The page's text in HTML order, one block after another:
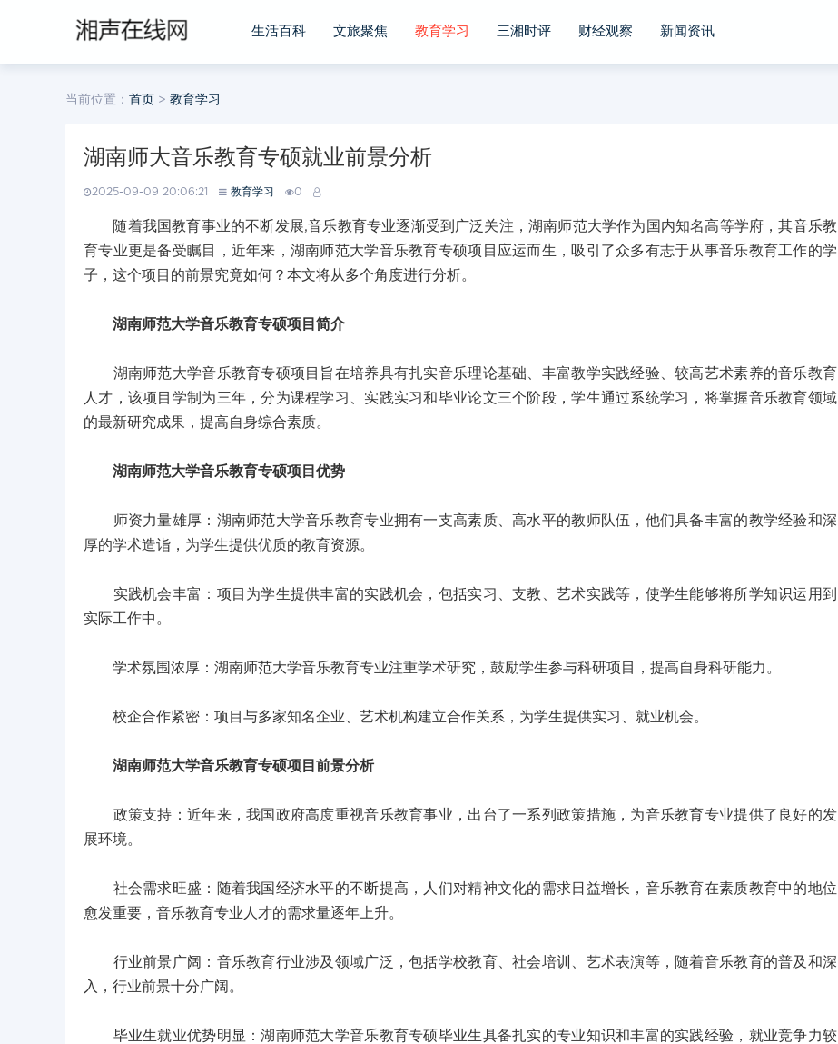
生活百科 文旅聚焦 教育学习 三湘时评 财经观察 新闻资讯
当前位置： 首页 > 教育学习
湖南师大音乐教育专硕就业前景分析
2025-09-09 20:06:21 教育学习 0
随着我国教育事业的不断发展,音乐教育专业逐渐受到广泛关注，湖南师范大学作为国内知名高等学府，其音乐教
育专业更是备受瞩目，近年来，湖南师范大学音乐教育专硕项目应运而生，吸引了众多有志于从事音乐教育工作的学
子，这个项目的前景究竟如何？本文将从多个角度进行分析。
湖南师范大学音乐教育专硕项目简介
湖南师范大学音乐教育专硕项目旨在培养具有扎实音乐理论基础、丰富教学实践经验、较高艺术素养的音乐教育
人才，该项目学制为三年，分为课程学习、实践实习和毕业论文三个阶段，学生通过系统学习，将掌握音乐教育领域
的最新研究成果，提高自身综合素质。
湖南师范大学音乐教育专硕项目优势
师资力量雄厚：湖南师范大学音乐教育专业拥有一支高素质、高水平的教师队伍，他们具备丰富的教学经验和深
厚的学术造诣，为学生提供优质的教育资源。
实践机会丰富：项目为学生提供丰富的实践机会，包括实习、支教、艺术实践等，使学生能够将所学知识运用到
实际工作中。
学术氛围浓厚：湖南师范大学音乐教育专业注重学术研究，鼓励学生参与科研项目，提高自身科研能力。
校企合作紧密：项目与多家知名企业、艺术机构建立合作关系，为学生提供实习、就业机会。
湖南师范大学音乐教育专硕项目前景分析
政策支持：近年来，我国政府高度重视音乐教育事业，出台了一系列政策措施，为音乐教育专业提供了良好的发
展环境。
社会需求旺盛：随着我国经济水平的不断提高，人们对精神文化的需求日益增长，音乐教育在素质教育中的地位
愈发重要，音乐教育专业人才的需求量逐年上升。
行业前景广阔：音乐教育行业涉及领域广泛，包括学校教育、社会培训、艺术表演等，随着音乐教育的普及和深
入，行业前景十分广阔。
毕业生就业优势明显：湖南师范大学音乐教育专硕毕业生具备扎实的专业知识和丰富的实践经验，就业竞争力较